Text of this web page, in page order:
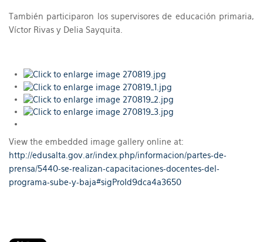
También participaron los supervisores de educación primaria,
Víctor Rivas y Delia Sayquita.
View the embedded image gallery online at:
http://edusalta.gov.ar/index.php/informacion/partes-de-
prensa/5440-se-realizan-capacitaciones-docentes-del-
programa-sube-y-baja#sigProId9dca4a3650